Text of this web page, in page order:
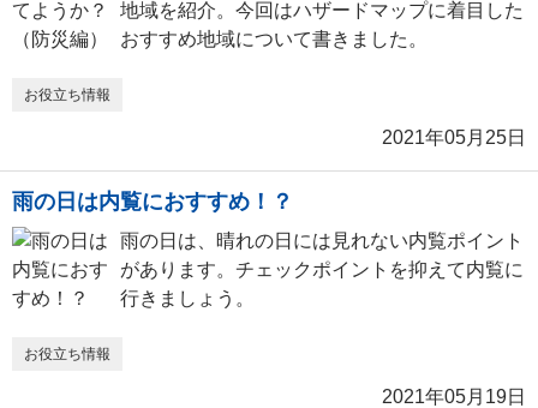
地域を紹介。今回はハザードマップに着目した
おすすめ地域について書きました。
お役立ち情報
2021年05月25日
雨の日は内覧におすすめ！？
雨の日は、晴れの日には見れない内覧ポイント
があります。チェックポイントを抑えて内覧に
行きましょう。
お役立ち情報
2021年05月19日